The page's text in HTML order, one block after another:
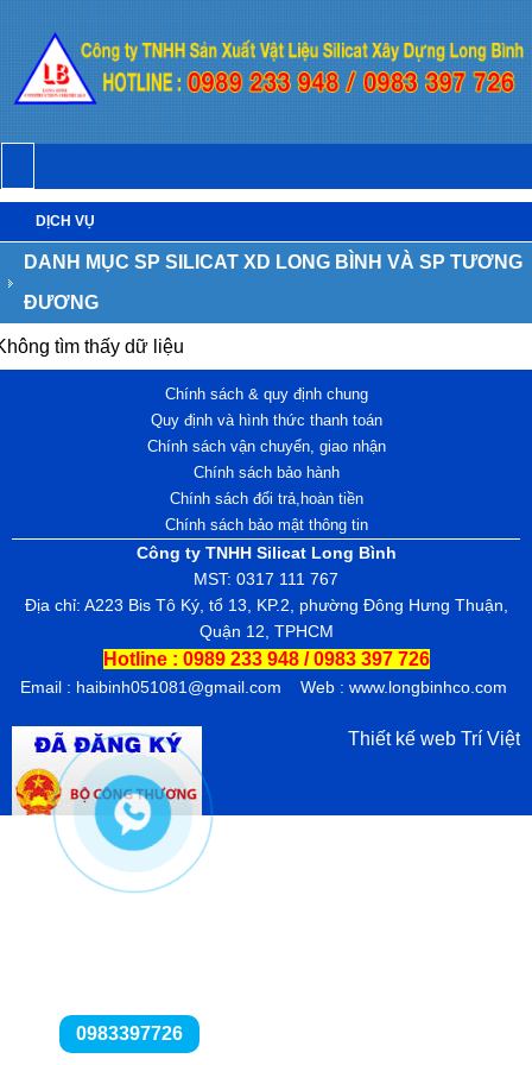
DỊCH VỤ
DANH MỤC SP SILICAT XD LONG BÌNH VÀ SP TƯƠNG
ĐƯƠNG
tìm thấy dữ liệu
Chính sách & quy định chung
Quy định và hình thức thanh toán
Chính sách vận chuyển, giao nhận
Chính sách bảo hành
Chính sách đổi trả,hoàn tiền
Chính sách bảo mật thông tin
Công ty TNHH Silicat Long Bình
MST: 0317 111 767
Địa chỉ: A223 Bis Tô Ký, tổ 13, KP.2, phường Đông Hưng Thuận,
Quận 12, TPHCM
Hotline : 0989 233 948 /0983 397 726
Email : haibinh051081@gmail.com Web : www.longbinhco.com
Thiết kế web Trí Việt
0983397726